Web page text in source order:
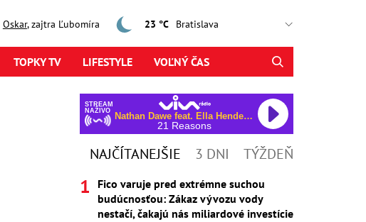
Oskar, zajtra Ľubomíra 23 °C
TOPKY TV LIFESTYLE VOĽNÝ ČAS
STREAM
NAŽIVO
Nathan Dawe feat. Ella Henderson
21 Reasons
NAJČÍTANEJŠIE 3 DNI TÝŽDEŇ
Fico varuje pred extrémne suchou
budúcnosťou: Zákaz vývozu vody
nestačí, čakajú nás miliardové investície